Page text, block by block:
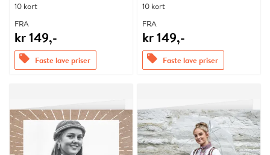
10 kort
FRA
kr 149,-
offers Faste lave priser
10 kort
FRA
kr 149,-
offers Faste lave priser